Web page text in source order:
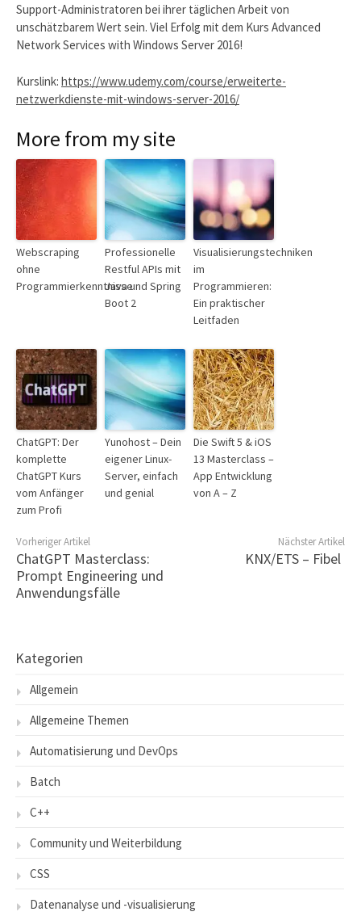
Support-Administratoren bei ihrer täglichen Arbeit von
unschätzbarem Wert sein. Viel Erfolg mit dem Kurs Advanced
Network Services with Windows Server 2016!
Kurslink: https://www.udemy.com/course/erweiterte-
netzwerkdienste-mit-windows-server-2016/
More from my site
Webscraping
ohne
Programmierkenntnisse
Professionelle
Restful APIs mit
Java und Spring
Boot 2
Visualisierungstechniken
im
Programmieren:
Ein praktischer
Leitfaden
ChatGPT: Der
komplette
ChatGPT Kurs
vom Anfänger
zum Profi
Yunohost – Dein
eigener Linux-
Server, einfach
und genial
Die Swift 5 & iOS
13 Masterclass –
App Entwicklung
von A – Z
Vorheriger Artikel
ChatGPT Masterclass:
Prompt Engineering und
Anwendungsfälle
Nächster Artikel
KNX/ETS – Fibel
Kategorien
Allgemein
Allgemeine Themen
Automatisierung und DevOps
Batch
C++
Community und Weiterbildung
CSS
Datenanalyse und -visualisierung